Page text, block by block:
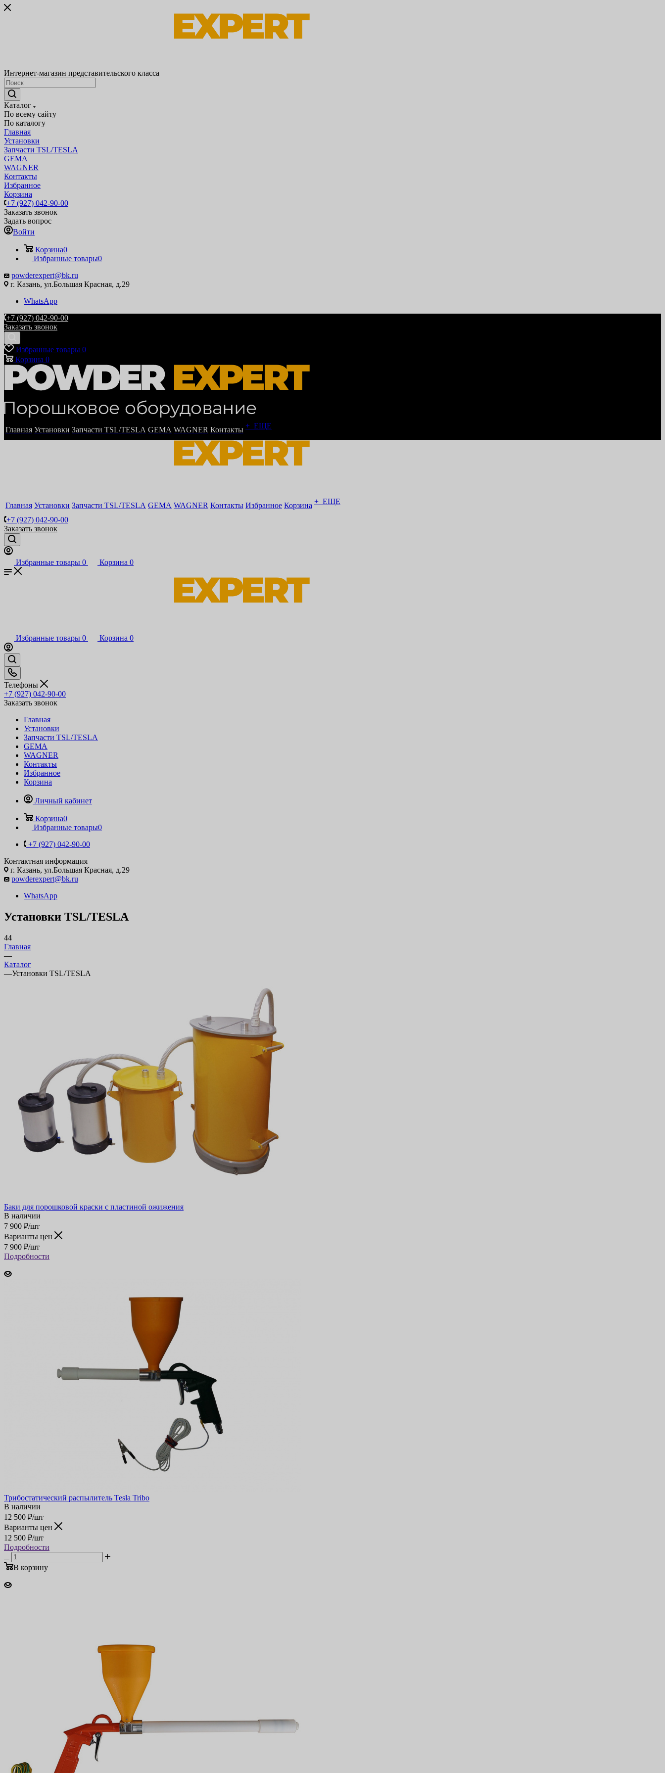
Интернет-магазин представительского класса
Каталог
По всему сайту
По каталогу
Главная
Установки
Запчасти TSL/TESLA
GEMA
WAGNER
Контакты
Избранное
Корзина
+7 (927) 042-90-00
Заказать звонок
Задать вопрос
Войти
Корзина0
Избранные товары0
powderexpert@bk.ru
г. Казань, ул.Большая Красная, д.29
WhatsApp
+7 (927) 042-90-00
Заказать звонок
Избранные товары 0
Корзина 0
Главная Установки Запчасти TSL/TESLA GEMA WAGNER Контакты + ЕЩЕ
Главная Установки Запчасти TSL/TESLA GEMA WAGNER Контакты Избранное Корзина + ЕЩЕ
+7 (927) 042-90-00
Заказать звонок
Избранные товары 0 Корзина 0
Избранные товары 0 Корзина 0
Телефоны
+7 (927) 042-90-00
Заказать звонок
Главная
Установки
Запчасти TSL/TESLA
GEMA
WAGNER
Контакты
Избранное
Корзина
Личный кабинет
Корзина0
Избранные товары0
+7 (927) 042-90-00
Контактная информация
г. Казань, ул.Большая Красная, д.29
powderexpert@bk.ru
WhatsApp
Установки TSL/TESLA
44
Главная
—
Каталог
—Установки TSL/TESLA
Баки для порошковой краски с пластиной ожижения
В наличии
7 900 ₽/шт
Варианты цен
7 900 ₽/шт
Подробности
Трибостатический распылитель Tesla Tribo
В наличии
12 500 ₽/шт
Варианты цен
12 500 ₽/шт
Подробности
В корзину